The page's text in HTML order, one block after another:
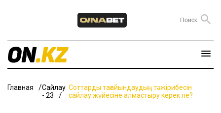
Главная
Сайлау
- 23
Соттарды тағайындаудың тәжірибесін
сайлау жүйесіне алмастыру керек пе?